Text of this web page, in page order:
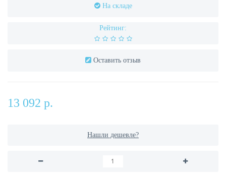
На складе
Рейтинг:
Оставить отзыв
13 092 р.
Нашли дешевле?